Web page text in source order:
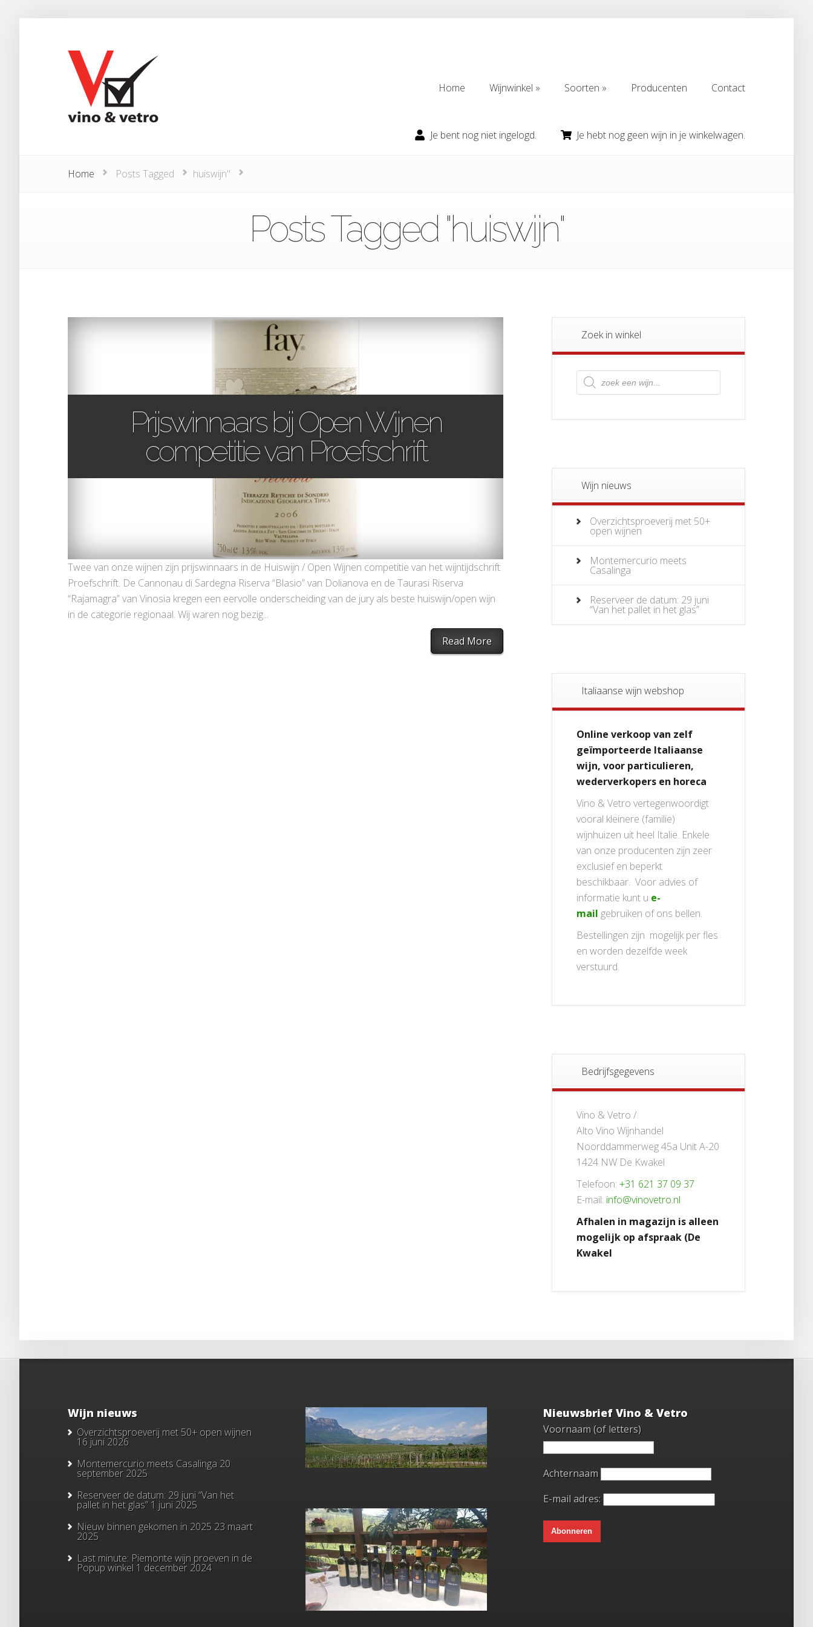
Home
Wijnwinkel
Soorten
Producenten
Contact
Je bent nog niet ingelogd.
Je hebt nog geen wijn in je winkelwagen.
Home Posts Tagged huiswijn"
Posts Tagged "huiswijn"
Prijswinnaars bij Open Wijnen
competitie van Proefschrift
Twee van onze wijnen zijn prijswinnaars in de Huiswijn / Open Wijnen competitie van het wijntijdschrift
Proefschrift. De Cannonau di Sardegna Riserva “Blasio” van Dolianova en de Taurasi Riserva
“Rajamagra” van Vinosia kregen een eervolle onderscheiding van de jury als beste huiswijn/open wijn
in de categorie regionaal. Wij waren nog bezig...
Read More
Zoek in winkel
Producten
zoeken
Wijn nieuws
Overzichtsproeverij met 50+
open wijnen
Montemercurio meets
Casalinga
Reserveer de datum: 29 juni
“Van het pallet in het glas”
Italiaanse wijn webshop
Online verkoop van zelf
geïmporteerde Italiaanse
wijn, voor particulieren,
wederverkopers en horeca
Vino & Vetro vertegenwoordigt
vooral kleinere (familie)
wijnhuizen uit heel Italië. Enkele
van onze producenten zijn zeer
exclusief en beperkt
beschikbaar. Voor advies of
informatie kunt u e-
mail gebruiken of ons bellen.
Bestellingen zijn mogelijk per fles
en worden dezelfde week
verstuurd.
Bedrijfsgegevens
Vino & Vetro /
Alto Vino Wijnhandel
Noorddammerweg 45a Unit A-20
1424 NW De Kwakel
Telefoon: +31 621 37 09 37
E-mail: info@vinovetro.nl
Afhalen in magazijn is alleen
mogelijk op afspraak (De
Kwakel
Wijn nieuws
Overzichtsproeverij met 50+ open wijnen
16 juni 2026
Montemercurio meets Casalinga 20
september 2025
Reserveer de datum: 29 juni “Van het
pallet in het glas” 1 juni 2025
Nieuw binnen gekomen in 2025 23 maart
2025
Last minute: Piemonte wijn proeven in de
Popup winkel 1 december 2024
Nieuwsbrief Vino & Vetro
Voornaam (of letters)
Achternaam
E-mail adres: